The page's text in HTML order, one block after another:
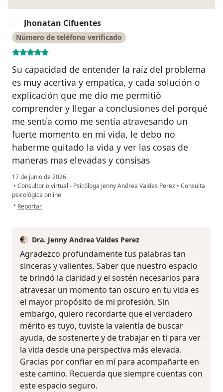
Jhonatan Cifuentes
Número de teléfono verificado
Su capacidad de entender la raíz del problema
es muy acertiva y empatica, y cada solución o
explicación que me dio me permitió
comprender y llegar a conclusiones del porqué
me sentía como me sentía atravesando un
fuerte momento en mi vida, le debo no
haberme quitado la vida y ver las cosas de
maneras mas elevadas y consisas
17 de junio de 2026
• Consultorio virtual - Psicóloga Jenny Andrea Valdes Perez • Consulta
psicológica online
• en opinión del usuario Jhonatan Cifuentes
Reportar
Dra. Jenny Andrea Valdes Perez
Agradezco profundamente tus palabras tan
sinceras y valientes. Saber que nuestro espacio
te brindó la claridad y el sostén necesarios para
atravesar un momento tan oscuro en tu vida es
el mayor propósito de mi profesión. Sin
embargo, quiero recordarte que el verdadero
mérito es tuyo, tuviste la valentía de buscar
ayuda, de sostenerte y de trabajar en ti para ver
la vida desde una perspectiva más elevada.
Gracias por confiar en mí para acompañarte en
este camino. Recuerda que siempre cuentas con
este espacio seguro.